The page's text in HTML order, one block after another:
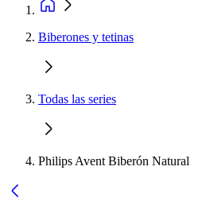
Biberones y tetinas
Todas las series
Philips Avent Biberón Natural